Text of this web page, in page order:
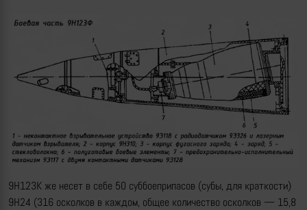
9Н123К же несет в себе 50 суббоеприпасов (субы, для краткости)
9Н24 (316 осколков в каждом, общее количество осколков — 15,8